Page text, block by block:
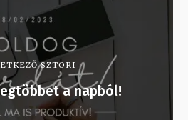
SZTORI
a napból!